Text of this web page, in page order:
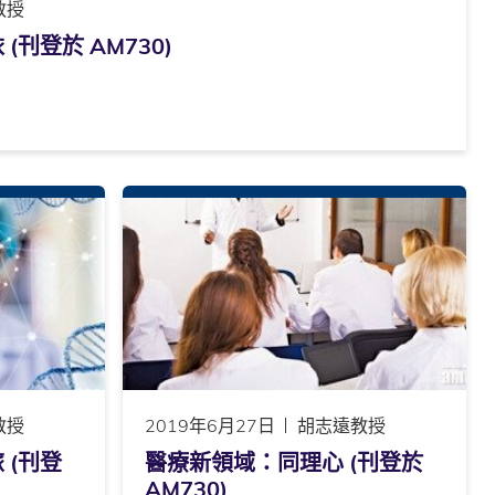
授
(刊登於 AM730)
授
(刊登
2019年6月27日 胡志遠教授
醫療新領域：同理心 (刊登於
AM730)